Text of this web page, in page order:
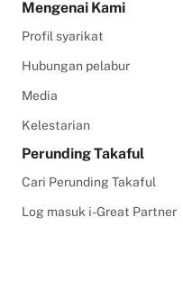
Mengenai Kami
Profil syarikat
Hubungan pelabur
Media
Kelestarian
Perunding Takaful
Cari Perunding Takaful
Log masuk i-Great Partner